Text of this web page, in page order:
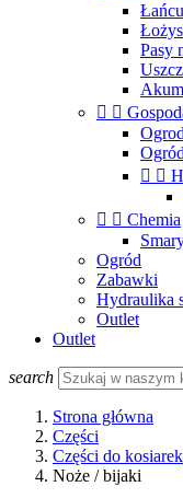
Pasy
 
Ogród
 
  Chemia
Ogród
Zabawki
Hydraulika
Outlet
Outlet
search
Strona główna
Części
Części do kosiarek
Noże / bijaki